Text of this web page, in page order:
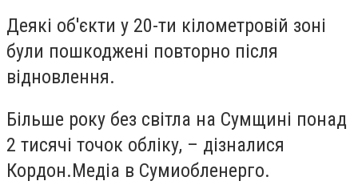
Деякі об'єкти у 20-ти кілометровій зоні
були пошкоджені повторно після
відновлення.
Більше року без світла на Сумщині понад
2 тисячі точок обліку, – дізналися
Кордон.Медіа в Сумиобленерго.